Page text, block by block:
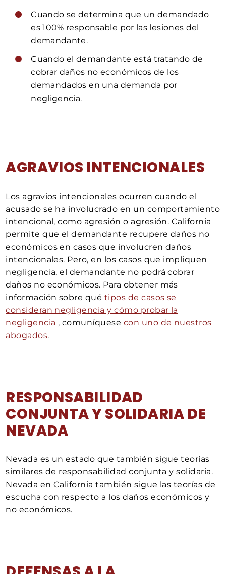
Cuando se determina que un demandado
es 100% responsable por las lesiones del
demandante.
Cuando el demandante está tratando de
cobrar daños no económicos de los
demandados en una demanda por
negligencia.
AGRAVIOS INTENCIONALES
Los agravios intencionales ocurren cuando el
acusado se ha involucrado en un comportamiento
intencional, como agresión o agresión. California
permite que el demandante recupere daños no
económicos en casos que involucren daños
intencionales. Pero, en los casos que impliquen
negligencia, el demandante no podrá cobrar
daños no económicos. Para obtener más
información sobre qué tipos de casos se
consideran negligencia y cómo probar la
negligencia , comuníquese con uno de nuestros
abogados.
RESPONSABILIDAD
CONJUNTA Y SOLIDARIA DE
NEVADA
Nevada es un estado que también sigue teorías
similares de responsabilidad conjunta y solidaria.
Nevada en California también sigue las teorías de
escucha con respecto a los daños económicos y
no económicos.